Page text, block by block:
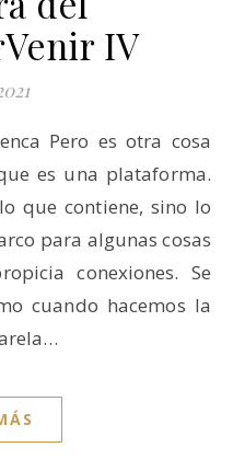
IV
es una plataforma.
que contiene, sino lo
para algunas cosas
conexiones. Se
cuando hacemos la